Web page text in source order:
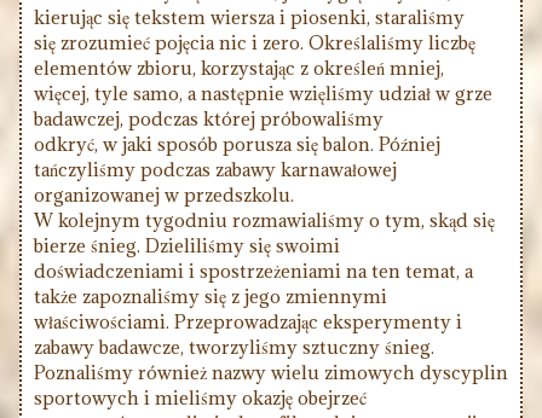
kierując się tekstem wiersza i piosenki, staraliśmy
się zrozumieć pojęcia nic i zero. Określaliśmy liczbę
elementów zbioru, korzystając z określeń mniej,
więcej, tyle samo, a następnie wzięliśmy udział w grze
badawczej, podczas której próbowaliśmy
odkryć, w jaki sposób porusza się balon. Później
tańczyliśmy podczas zabawy karnawałowej
organizowanej w przedszkolu.
W kolejnym tygodniu rozmawialiśmy o tym, skąd się
bierze śnieg. Dzieliliśmy się swoimi
doświadczeniami i spostrzeżeniami na ten temat, a
także zapoznaliśmy się z jego zmiennymi
właściwościami. Przeprowadzając eksperymenty i
zabawy badawcze, tworzyliśmy sztuczny śnieg.
Poznaliśmy również nazwy wielu zimowych dyscyplin
sportowych i mieliśmy okazję obejrzeć